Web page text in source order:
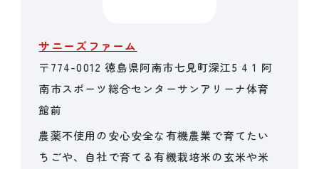
サニーズファーム
〒774-0012 徳島県阿南市七見町深江5 4 1 阿
南市スポーツ総合センターサンアリーナ体育
館前
農薬不使用の安心安全な有機農業で育てたい
ちごや、自社で育てる有機栽培米の玄米や米